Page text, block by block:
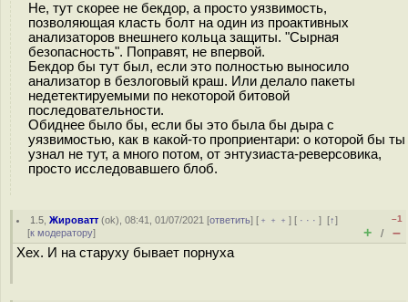
Не, тут скорее не бекдор, а просто уязвимость,
позволяющая класть болт на один из проактивных
анализаторов внешнего кольца защиты. "Сырная
безопасность". Поправят, не впервой.
Бекдор бы тут был, если это полностью выносило
анализатор в безлоговый краш. Или делало пакеты
недетектируемыми по некоторой битовой
последовательности.
Обиднее было бы, если бы это была бы дыра с
уязвимостью, как в какой-то проприентари: о которой бы ты
узнал не тут, а много потом, от энтузиаста-реверсовика,
просто исследовавшего блоб.
1.5 ,Жироватт (ok), 08:41, 01/07/2021 [ответить] [ ﹢﹢﹢] [ · · ·][↑]
[к модератору]
–1
+ / –
Хех. И на старуху бывает порнуха